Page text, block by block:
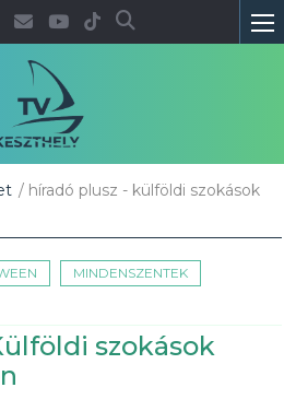
/ híradó plusz - külföldi szokások
MINDENSZENTEK
szokások